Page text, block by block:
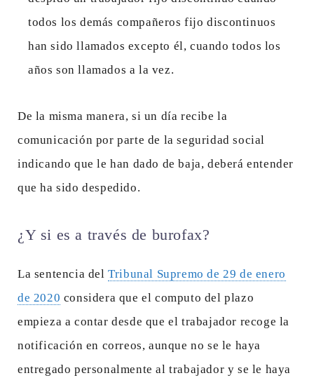
todos los demás compañeros fijo discontinuos
han sido llamados excepto él, cuando todos los
años son llamados a la vez.
De la misma manera, si un día recibe la
comunicación por parte de la seguridad social
indicando que le han dado de baja, deberá entender
que ha sido despedido.
¿Y si es a través de burofax?
La sentencia delTribunal Supremo de 29 de enero
de 2020 considera que el computo del plazo
empieza a contar desde que el trabajador recoge la
notificación en correos, aunque no se le haya
entregado personalmente al trabajador y se le haya